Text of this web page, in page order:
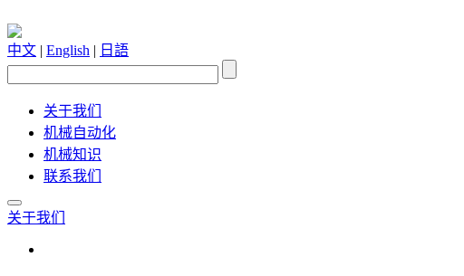
中文 | English | 日語
关于我们
机械自动化
机械知识
联系我们
关于我们